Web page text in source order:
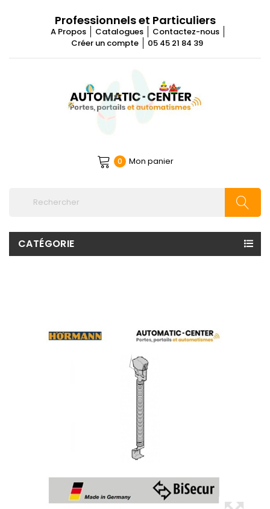
Professionnels et Particuliers
A Propos Catalogues
Contactez-nous
Créer un compte
05 45 21 84 39
0 Mon panier
CATÉGORIE